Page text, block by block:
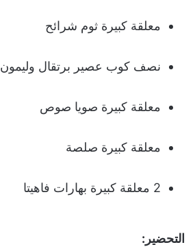
معلقة كبيرة ثوم شرائح
نصف كوب عصير برتقال وليمون
معلقة كبيرة صويا صوص
معلقة كبيرة صلصة
2 معلقة كبيرة بهارات فاهيتا
التحضير: